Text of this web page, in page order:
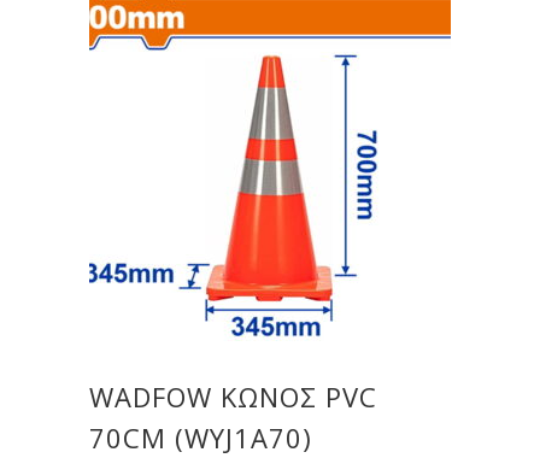
WADFOW ΚΩΝΟΣ PVC
70CM (WYJ1Α70)